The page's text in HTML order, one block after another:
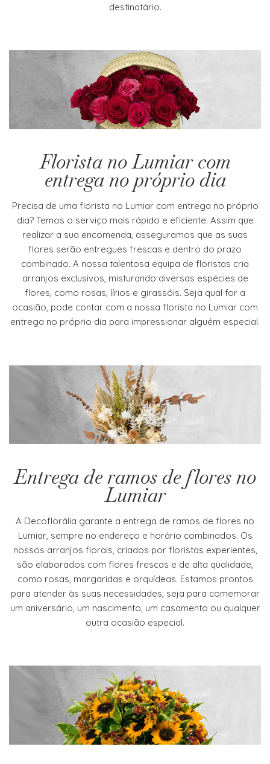
destinatário.
Florista no Lumiar com
entrega no próprio dia
Precisa de uma florista no Lumiar com entrega no próprio
dia? Temos o serviço mais rápido e eficiente. Assim que
realizar a sua encomenda, asseguramos que as suas
flores serão entregues frescas e dentro do prazo
combinado. A nossa talentosa equipa de floristas cria
arranjos exclusivos, misturando diversas espécies de
flores, como rosas, lírios e girassóis. Seja qual for a
ocasião, pode contar com a nossa florista no Lumiar com
entrega no próprio dia para impressionar alguém especial.
Entrega de ramos de flores no
Lumiar
A Decoflorália garante a entrega de ramos de flores no
Lumiar, sempre no endereço e horário combinados. Os
nossos arranjos florais, criados por floristas experientes,
são elaborados com flores frescas e de alta qualidade,
como rosas, margaridas e orquídeas. Estamos prontos
para atender às suas necessidades, seja para comemorar
um aniversário, um nascimento, um casamento ou qualquer
outra ocasião especial.